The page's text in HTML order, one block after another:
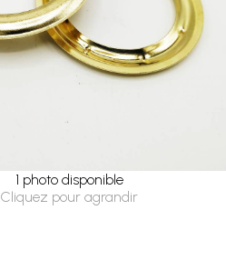
1 photo disponible
Cliquez pour agrandir